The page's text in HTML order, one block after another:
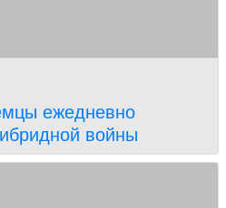
ежедневно
войны